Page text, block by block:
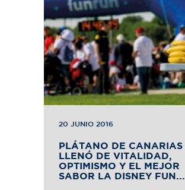
20 JUNIO 2016
PLÁTANO DE CANARIAS
LLENÓ DE VITALIDAD,
OPTIMISMO Y EL MEJOR
SABOR LA DISNEY FUN...